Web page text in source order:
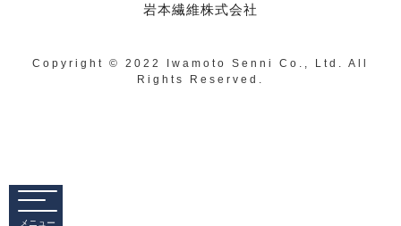
メニュー
岩本繊維株式会社
Copyright © 2022 Iwamoto Senni Co., Ltd. All
Rights Reserved.